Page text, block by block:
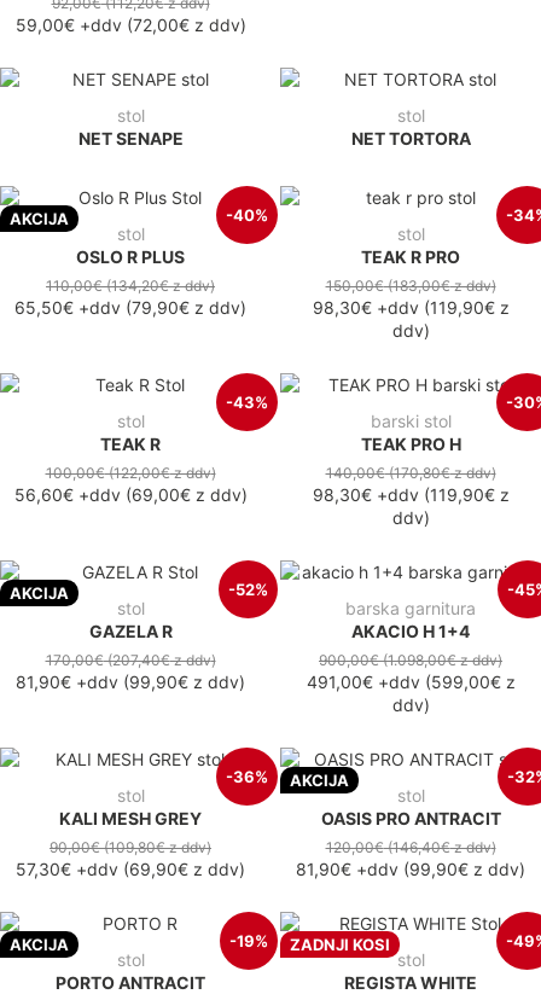
59,00€+ddv(72,00€z ddv)
stol
NET SENAPE
stol
NET TORTORA
AKCIJA -40%
stol
OSLO R PLUS
110,00€(134,20€z ddv)
65,50€ +ddv (79,90€ z ddv)
-
stol
TEAK R PRO
150,00€(183,00€z ddv)
98,30€+ddv(119,90€z
ddv)
-43%
stol
TEAK R
100,00€(122,00€z ddv)
56,60€+ddv(69,00€z ddv)
-
barski stol
TEAK PRO H
140,00€(170,80€z ddv)
98,30€+ddv(119,90€z
ddv)
AKCIJA -52%
stol
GAZELA R
170,00€(207,40€z ddv)
81,90€ +ddv (99,90€ z ddv)
-
barska garnitura
AKACIO H 1+4
900,00€(1.098,00€z ddv)
491,00€+ddv(599,00€z
ddv)
-36%
stol
KALI MESH GREY
90,00€(109,80€z ddv)
57,30€ +ddv (69,90€ z ddv)
AKCIJA -
stol
OASIS PRO ANTRACIT
120,00€(146,40€z ddv)
81,90€ +ddv (99,90€ z ddv)
AKCIJA -19%
stol
PORTO ANTRACIT
ZADNJI KOSI -
stol
REGISTA WHITE